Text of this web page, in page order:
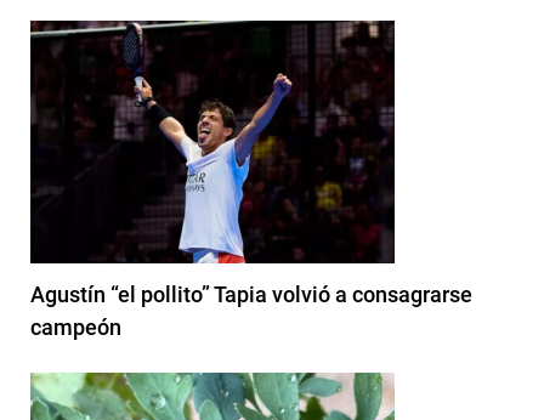
Agustín “el pollito” Tapia volvió a consagrarse
campeón